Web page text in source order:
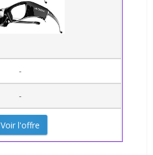
-
-
Voir l'offre